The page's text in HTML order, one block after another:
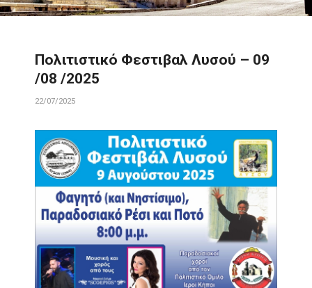
Πολιτιστικό Φεστιβαλ Λυσού – 09
/08 /2025
22/07/2025